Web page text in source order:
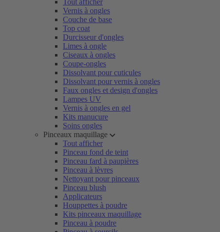
Tout afficher
Vernis à ongles
Couche de base
Top coat
Durcisseur d'ongles
Limes à ongle
Ciseaux à ongles
Coupe-ongles
Dissolvant pour cuticules
Dissolvant pour vernis à ongles
Faux ongles et design d'ongles
Lampes UV
Vernis à ongles en gel
Kits manucure
Soins ongles
Pinceaux maquillage
Tout afficher
Pinceau fond de teint
Pinceau fard à paupières
Pinceau à lèvres
Nettoyant pour pinceaux
Pinceau blush
Applicateurs
Houppettes à poudre
Kits pinceaux maquillage
Pinceau à poudre